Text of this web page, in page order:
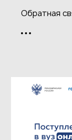
Обратная